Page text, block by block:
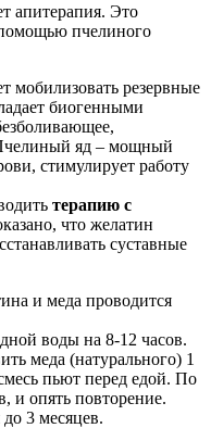
апитерапия. Это
пчелиного
мобилизовать резервные
биогенными
яд – мощный
стимулирует работу
терапию с
что желатин
суставные
и меда проводится
воды на 8-12 часов.
меда (натурального) 1
пьют перед едой. По
и опять повторение.
3 месяцев.